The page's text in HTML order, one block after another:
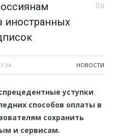
иностранных
0
НОВОСТИ
уступки
способов оплаты в
сохранить
и сервисам.